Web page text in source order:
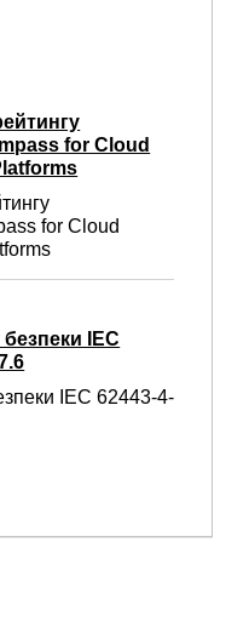
for Cloud
for Cloud
IEC
IEC 62443-4-